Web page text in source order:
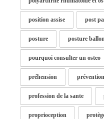
position assise post
posture posture
pourquoi consulter un osteo
préhension prévention
profession de la sante
proprioception